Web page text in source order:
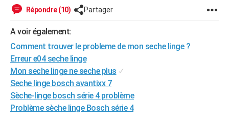
PHOTO
BONS PLANS
CARTE DE VOEUX
Carte de Noël
Carte Bonne année
Carte Saint-Valentin
Carte Pâques
Carte d'anniversaire
DICTIONNAIRE
Dictionnaire
Biographies
Citations
Expressions
Proverbes
PROGRAMME TV
Répondre (10) Partager
A voir également:
Comment trouver le probleme de mon seche linge ?
Erreur e04 seche linge
Mon seche linge ne seche plus ✓
Seche linge bosch avantixx 7
Sèche-linge bosch série 4 problème
Problème sèche linge Bosch série 4